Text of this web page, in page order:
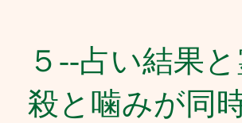
５--占い結果
殺と噛みが同